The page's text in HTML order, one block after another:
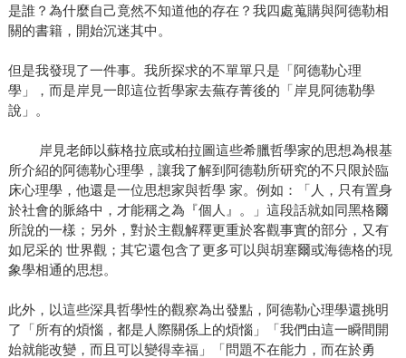
是誰？為什麼自己竟然不知道他的存在？我四處蒐購與阿德勒相
關的書籍，開始沉迷其中。
但是我發現了一件事。我所探求的不單單只是「阿德勒心理
學」，而是岸見一郎這位哲學家去蕪存菁後的「岸見阿徳勒學
說」。
岸見老師以蘇格拉底或柏拉圖這些希臘哲學家的思想為根基
所介紹的阿德勒心理學，讓我了解到阿德勒所研究的不只限於臨
床心理學，他還是一位思想家與哲學 家。例如：「人，只有置身
於社會的脈絡中，才能稱之為『個人』。」這段話就如同黑格爾
所說的一樣；另外，對於主觀解釋更重於客觀事實的部分，又有
如尼采的 世界觀；其它還包含了更多可以與胡塞爾或海德格的現
象學相通的思想。
此外，以這些深具哲學性的觀察為出發點，阿德勒心理學還挑明
了「所有的煩惱，都是人際關係上的煩惱」「我們由這一瞬間開
始就能改變，而且可以變得幸福」「問題不在能力，而在於勇